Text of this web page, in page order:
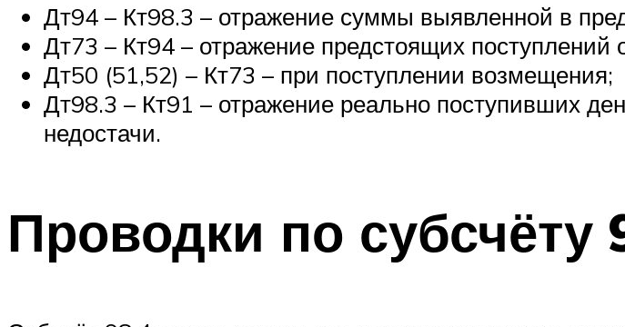
Дт94 – Кт98.3 – отражение суммы выявленной в
Дт73 – Кт94 – отражение предстоящих поступлений
Дт50 (51,52) – Кт73 – при поступлении возмещения;
Дт98.3 – Кт91 – отражение реально поступивших
недостачи.
Проводки по субсчёту